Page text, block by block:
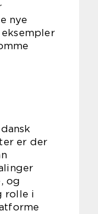
nye
er der
og
rolle i